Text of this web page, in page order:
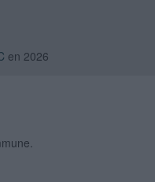
en 2026